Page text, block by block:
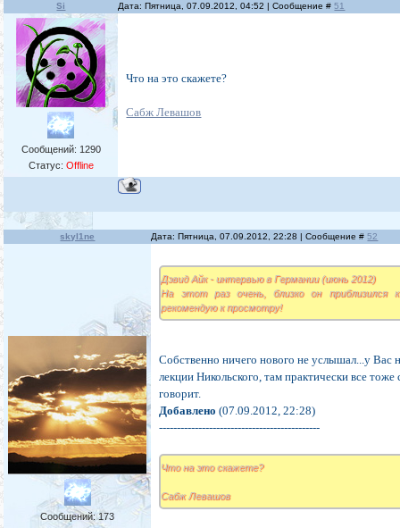
Si Дата: Пятница, 07.09.2012, 04:52 | Сообщение #51
Сообщений: 1290
Статус: Offline
Что на это скажете?
Сабж Левашов
skyl1ne Дата: Пятница, 07.09.2012, 22:28 | Сообщение #52
Сообщений:173
Дэвид Айк - интервью в Германии (июнь 2012)
На этот раз очень, близко он приблизился
рекомендую к просмотру!
Собственно ничего нового не услышал...у Вас
лекции Никольского, там практически все
говорит.
Добавлено (07.09.2012, 22:28)
---------------------------------------------
Что на это скажете?
Сабж Левашов